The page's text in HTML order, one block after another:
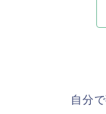
自分